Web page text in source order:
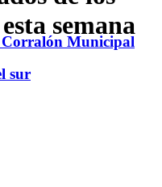
Corralón Municipal
sur
semana